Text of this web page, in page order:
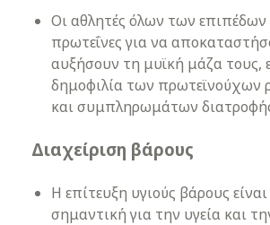
Οι αθλητές όλων των επιπέδων
πρωτεΐνες για να
αυξήσουν τη μυϊκή μάζα τους,
δημοφιλία των πρωτεϊνούχων
και συμπληρωμάτων
Διαχείριση βάρους
Η επίτευξη υγιούς βάρους
σημαντική για την υγεία και